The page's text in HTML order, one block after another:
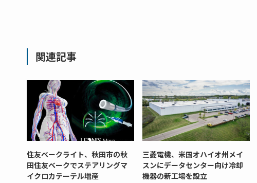
関連記事
住友ベークライト、秋田市の秋
田住友ベークでステアリングマ
イクロカテーテル増産
三菱電機、米国オハイオ州メイ
スンにデータセンター向け冷却
機器の新工場を設立